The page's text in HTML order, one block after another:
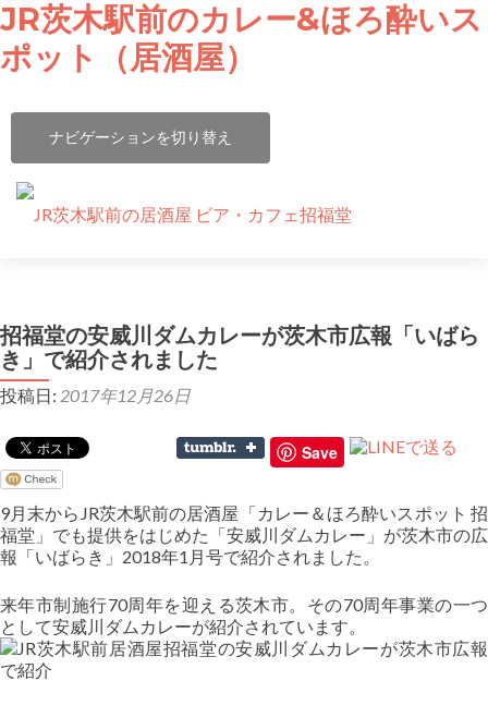
JR茨木駅前のカレー&ほろ酔いス
ポット（居酒屋）
ナビゲーションを切り替え
テ
ン
ツ
へ
キ
ッ
プ
ビア・カフェ タイム（居酒屋）
安威川ダムカレー
アクセス
スタッフ
招福堂の安威川ダムカレーが茨木市広報「いばら
き」で紹介されました
投稿日: 2017年12月26日
Save
9月末からJR茨木駅前の居酒屋「カレー＆ほろ酔いスポット 招
福堂」でも提供をはじめた「安威川ダムカレー」が茨木市の広
報「いばらき」2018年1月号で紹介されました。
来年市制施行70周年を迎える茨木市。その70周年事業の一つ
として安威川ダムカレーが紹介されています。